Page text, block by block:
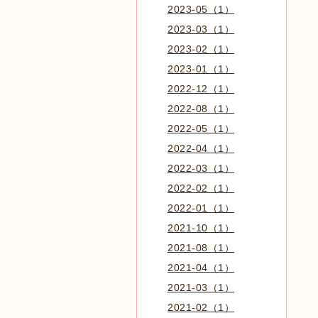
2023-05（1）
2023-03（1）
2023-02（1）
2023-01（1）
2022-12（1）
2022-08（1）
2022-05（1）
2022-04（1）
2022-03（1）
2022-02（1）
2022-01（1）
2021-10（1）
2021-08（1）
2021-04（1）
2021-03（1）
2021-02（1）